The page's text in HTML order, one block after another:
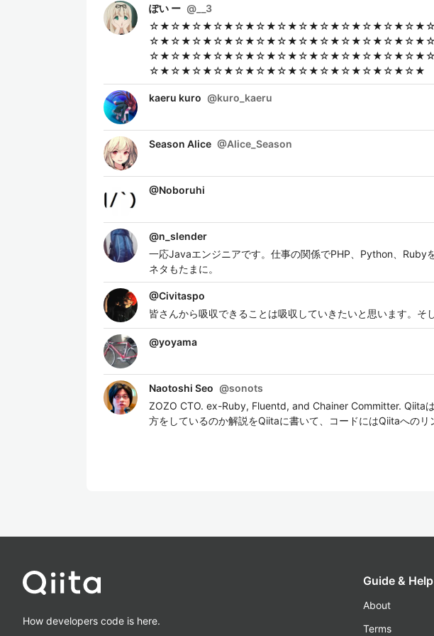
ぽい ー @ __3
☆★☆★☆★☆★☆★☆★☆★☆★☆★☆★☆★☆★☆★
kaeru kuro @kuro_kaeru
Season Alice @Alice_Season
@Noboruhi
@n_slender
一応Javaエンジニアです。仕事の関係でPHP、Python、Ruby
ネタもたまに。
@Civitaspo
皆さんから吸収できることは吸収していきたいと思います。そ
@yoyama
Naotoshi Seo @sonots
ZOZO CTO. ex-Ruby, Fluentd, and Chainer Committer. Qiita
方をしているのか解説をQiitaに書いて、コードにはQiitaへの
How developers code is here.
Guide & Help
About
Terms